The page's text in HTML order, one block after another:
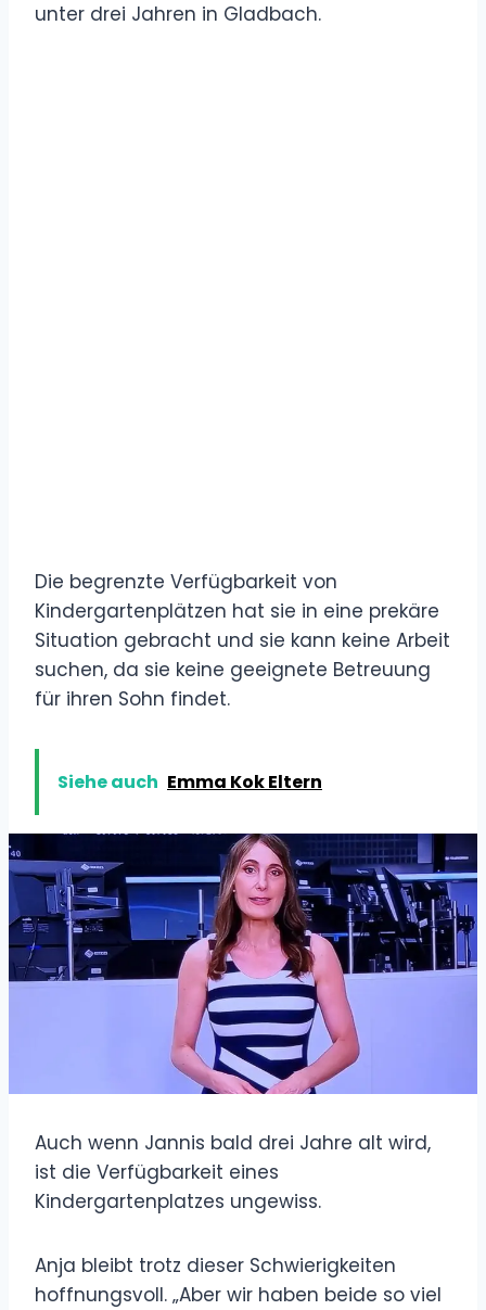
unter drei Jahren in Gladbach.
Die begrenzte Verfügbarkeit von
Kindergartenplätzen hat sie in eine prekäre
Situation gebracht und sie kann keine Arbeit
suchen, da sie keine geeignete Betreuung
für ihren Sohn findet.
Siehe auch Emma Kok Eltern
Auch wenn Jannis bald drei Jahre alt wird,
ist die Verfügbarkeit eines
Kindergartenplatzes ungewiss.
Anja bleibt trotz dieser Schwierigkeiten
hoffnungsvoll. „Aber wir haben beide so viel